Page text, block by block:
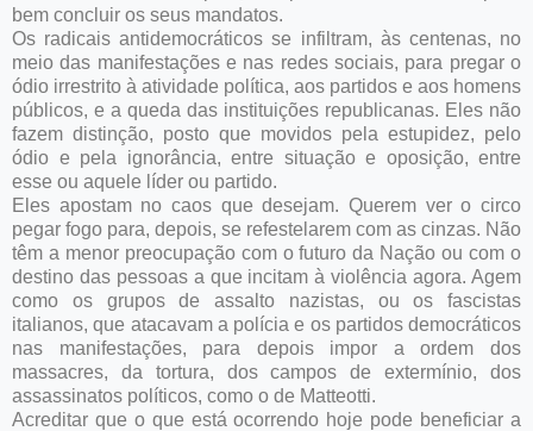
bem concluir os seus mandatos.
Os radicais antidemocráticos se infiltram, às centenas, no
meio das manifestações e nas redes sociais, para pregar o
ódio irrestrito à atividade política, aos partidos e aos homens
públicos, e a queda das instituições republicanas. Eles não
fazem distinção, posto que movidos pela estupidez, pelo
ódio e pela ignorância, entre situação e oposição, entre
esse ou aquele líder ou partido.
Eles apostam no caos que desejam. Querem ver o circo
pegar fogo para, depois, se refestelarem com as cinzas. Não
têm a menor preocupação com o futuro da Nação ou com o
destino das pessoas a que incitam à violência agora. Agem
como os grupos de assalto nazistas, ou os fascistas
italianos, que atacavam a polícia e os partidos democráticos
nas manifestações, para depois impor a ordem dos
massacres, da tortura, dos campos de extermínio, dos
assassinatos políticos, como o de Matteotti.
Acreditar que o que está ocorrendo hoje pode beneficiar a